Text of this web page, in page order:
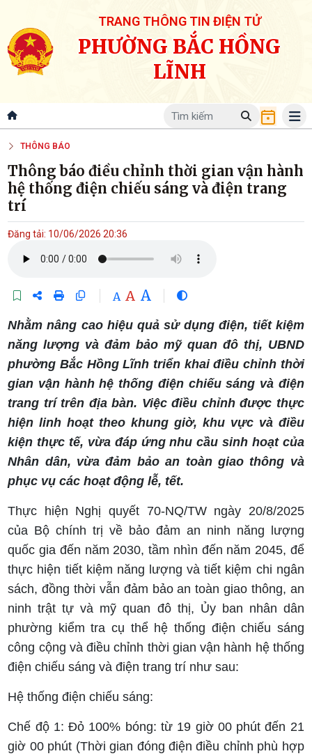
TRANG THÔNG TIN ĐIỆN TỬ
PHƯỜNG BẮC HỒNG
LĨNH
THÔNG BÁO
Thông báo điều chỉnh thời gian vận hành
hệ thống điện chiếu sáng và điện trang
trí
Đăng tải: 10/06/2026 20:36
A A A
Nhằm nâng cao hiệu quả sử dụng điện, tiết kiệm
năng lượng và đảm bảo mỹ quan đô thị, UBND
phường Bắc Hồng Lĩnh triển khai điều chỉnh thời
gian vận hành hệ thống điện chiếu sáng và điện
trang trí trên địa bàn. Việc điều chỉnh được thực
hiện linh hoạt theo khung giờ, khu vực và điều
kiện thực tế, vừa đáp ứng nhu cầu sinh hoạt của
Nhân dân, vừa đảm bảo an toàn giao thông và
phục vụ các hoạt động lễ, tết.
Thực hiện Nghị quyết 70-NQ/TW ngày 20/8/2025
của Bộ chính trị về bảo đảm an ninh năng lượng
quốc gia đến năm 2030, tầm nhìn đến năm 2045, để
thực hiện tiết kiệm năng lượng và tiết kiệm chi ngân
sách, đồng thời vẫn đảm bảo an toàn giao thông, an
ninh trật tự và mỹ quan đô thị, Ủy ban nhân dân
phường kiểm tra cụ thể hệ thống điện chiếu sáng
công cộng và điều chỉnh thời gian vận hành hệ thống
điện chiếu sáng và điện trang trí như sau:
Hệ thống điện chiếu sáng:
Chế độ 1: Đỏ 100% bóng: từ 19 giờ 00 phút đến 21
giờ 00 phút (Thời gian đóng điện điều chỉnh phù hợp